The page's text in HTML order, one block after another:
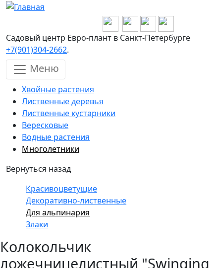
Перейти к основному содержанию
Садовый центр Евро-плант в Санкт-Петербурге
+7(901)304-2662.
Меню
Хвойные растения
Лиственные деревья
Лиственные кустарники
Вересковые
Водные растения
Многолетники
Вернуться назад
Красивоцветущие
Декоративно-лиственные
Для альпинария
Злаки
Колокольчик
ложечницелистный "Swinging